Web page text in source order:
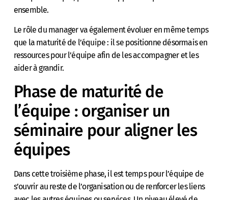
ensemble.
Le rôle du manager va également évoluer en même temps
que la maturité de l’équipe : il se positionne désormais en
ressources pour l’équipe afin de les accompagner et les
aider à grandir.
Phase de maturité de
l’équipe : organiser un
séminaire pour aligner les
équipes
Dans cette troisième phase, il est temps pour l’équipe de
s’ouvrir au reste de l’organisation ou de renforcer les liens